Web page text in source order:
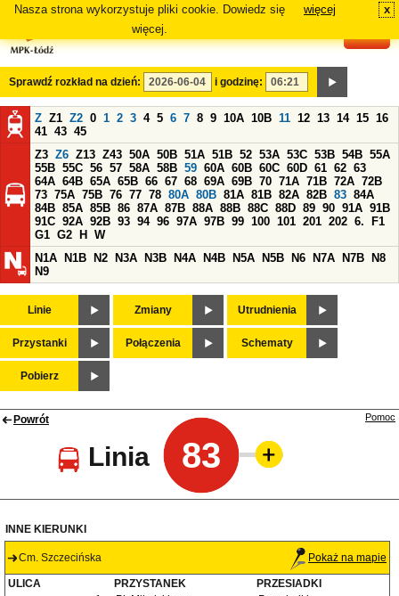
Nasza strona wykorzystuje pliki cookie. Dowiedz się
więcej.
więcej x
Sprawdź rozkład na dzień: i godzinę:
Z Z1 Z2 0 1 2 3 4 5 6 7 8 9 10A 10B 11 12 13 14 15 16
41 43 45
Z3 Z6 Z13 Z43 50A 50B 51A 51B 52 53A 53C 53B 54B 55A
55B 55C 56 57 58A 58B 59 60A 60B 60C 60D 61 62 63
64A 64B 65A 65B 66 67 68 69A 69B 70 71A 71B 72A 72B
73 75A 75B 76 77 78 80A 80B 81A 81B 82A 82B 83 84A
84B 85A 85B 86 87A 87B 88A 88B 88C 88D 89 90 91A 91B
91C 92A 92B 93 94 96 97A 97B 99 100 101 201 202 6.
F1
G1 G2 H
W
N1A
N1B N2 N3A N3B N4A N4B N5A N5B N6 N7A N7B
N8
N9
Linie Zmiany Utrudnienia
Przystanki Połączenia Schematy
Pobierz
Powrót
Linia 83
Pomoc
INNE KIERUNKI
Cm. Szczecińska Pokaż na mapie
ULICA PRZYSTANEK
PRZESIADKI